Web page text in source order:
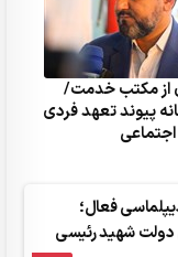
از مکتب خدمت/
پیوند تعهد فردی
فعال؛
دولت شهید رئیسی